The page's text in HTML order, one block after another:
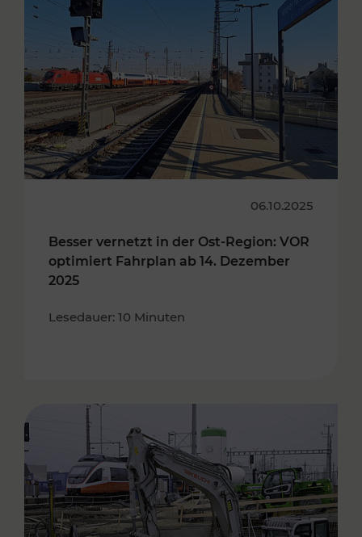
06.10.2025
Besser vernetzt in der Ost-Region: VOR
optimiert Fahrplan ab 14. Dezember
2025
Lesedauer: 10 Minuten